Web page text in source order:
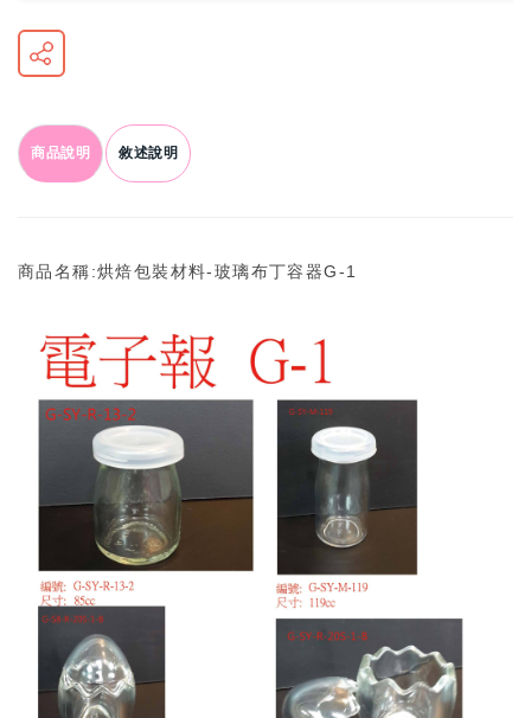
商品說明 敘述說明
商品名稱:烘焙包裝材料-玻璃布丁容器G-1